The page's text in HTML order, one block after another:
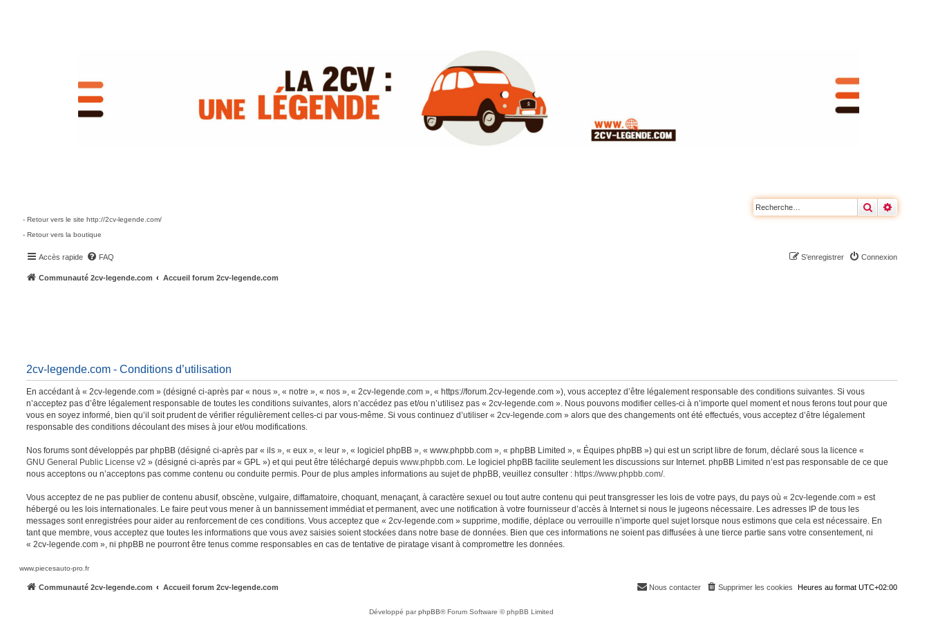
Rechercher
- Retour vers le site http://2cv-legende.com/
- Retour vers la boutique
Accès rapide FAQ Connexion
S’enregistrer
Communauté 2cv-legende.com Accueil forum 2cv-legende.com
2cv-legende.com - Conditions d’utilisation
En accédant à « 2cv-legende.com » (désigné ci-après par « nous », « notre », « nos », « 2cv-legende.com », « https://forum.2cv-legende.com »), vous acceptez d’être légalement responsable des conditions suivantes. Si vous
n’acceptez pas d’être légalement responsable de toutes les conditions suivantes, alors n’accédez pas et/ou n’utilisez pas « 2cv-legende.com ». Nous pouvons modifier celles-ci à n’importe quel moment et nous ferons tout pour que
vous en soyez informé, bien qu’il soit prudent de vérifier régulièrement celles-ci par vous-même. Si vous continuez d’utiliser « 2cv-legende.com » alors que des changements ont été effectués, vous acceptez d’être légalement
responsable des conditions découlant des mises à jour et/ou modifications.
Nos forums sont développés par phpBB (désigné ci-après par « ils », « eux », « leur », « logiciel phpBB », « www.phpbb.com », « phpBB Limited », « Équipes phpBB ») qui est un script libre de forum, déclaré sous la licence «
GNU General Public License v2 » (désigné ci-après par « GPL ») et qui peut être téléchargé depuis www.phpbb.com. Le logiciel phpBB facilite seulement les discussions sur Internet. phpBB Limited n’est pas responsable de ce que
nous acceptons ou n’acceptons pas comme contenu ou conduite permis. Pour de plus amples informations au sujet de phpBB, veuillez consulter : https://www.phpbb.com/.
Vous acceptez de ne pas publier de contenu abusif, obscène, vulgaire, diffamatoire, choquant, menaçant, à caractère sexuel ou tout autre contenu qui peut transgresser les lois de votre pays, du pays où « 2cv-legende.com » est
hébergé ou les lois internationales. Le faire peut vous mener à un bannissement immédiat et permanent, avec une notification à votre fournisseur d’accès à Internet si nous le jugeons nécessaire. Les adresses IP de tous les
messages sont enregistrées pour aider au renforcement de ces conditions. Vous acceptez que « 2cv-legende.com » supprime, modifie, déplace ou verrouille n’importe quel sujet lorsque nous estimons que cela est nécessaire. En
tant que membre, vous acceptez que toutes les informations que vous avez saisies soient stockées dans notre base de données. Bien que ces informations ne soient pas diffusées à une tierce partie sans votre consentement, ni
« 2cv-legende.com », ni phpBB ne pourront être tenus comme responsables en cas de tentative de piratage visant à compromettre les données.
www.piecesauto-pro.fr
Communauté 2cv-legende.com Accueil forum 2cv-legende.com Heures au formatUTC+02:00
Supprimer les cookies
Nous contacter
Développé parphpBB® Forum Software © phpBB Limited